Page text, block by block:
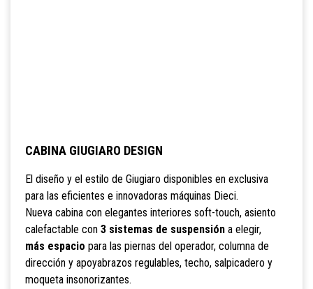
CABINA GIUGIARO DESIGN
El diseño y el estilo de Giugiaro disponibles en exclusiva
para las eficientes e innovadoras máquinas Dieci.
Nueva cabina con elegantes interiores soft-touch, asiento
calefactable con 3 sistemas de suspensióna elegir,
más espacio para las piernas del operador, columna de
dirección y apoyabrazos regulables, techo, salpicadero y
moqueta insonorizantes.